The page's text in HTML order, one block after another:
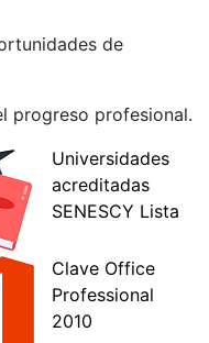
de
progreso profesional.